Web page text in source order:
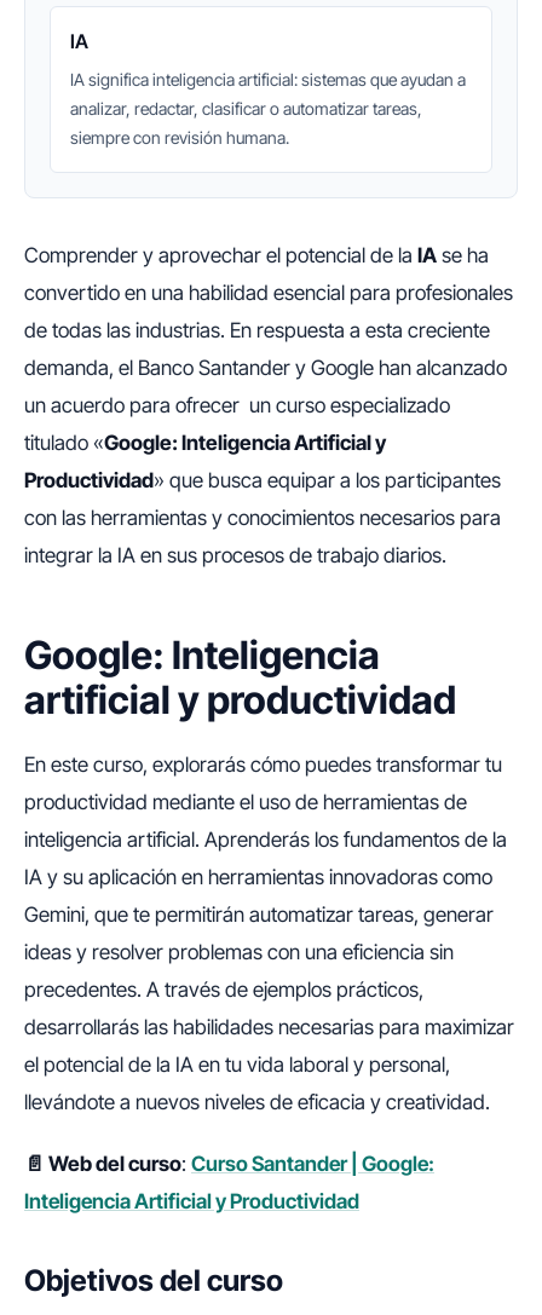
IA
IA significa inteligencia artificial: sistemas que ayudan a
analizar, redactar, clasificar o automatizar tareas,
siempre con revisión humana.
Comprender y aprovechar el potencial de la IA se ha
convertido en una habilidad esencial para profesionales
de todas las industrias. En respuesta a esta creciente
demanda, el Banco Santander y Google han alcanzado
un acuerdo para ofrecer un curso especializado
titulado «Google: Inteligencia Artificial y
Productividad» que busca equipar a los participantes
con las herramientas y conocimientos necesarios para
integrar la IA en sus procesos de trabajo diarios.
Google: Inteligencia
artificial y productividad
En este curso, explorarás cómo puedes transformar tu
productividad mediante el uso de herramientas de
inteligencia artificial. Aprenderás los fundamentos de la
IA y su aplicación en herramientas innovadoras como
Gemini, que te permitirán automatizar tareas, generar
ideas y resolver problemas con una eficiencia sin
precedentes. A través de ejemplos prácticos,
desarrollarás las habilidades necesarias para maximizar
el potencial de la IA en tu vida laboral y personal,
llevándote a nuevos niveles de eficacia y creatividad.
📄 Web del curso: Curso Santander | Google:
Inteligencia Artificial y Productividad
Objetivos del curso